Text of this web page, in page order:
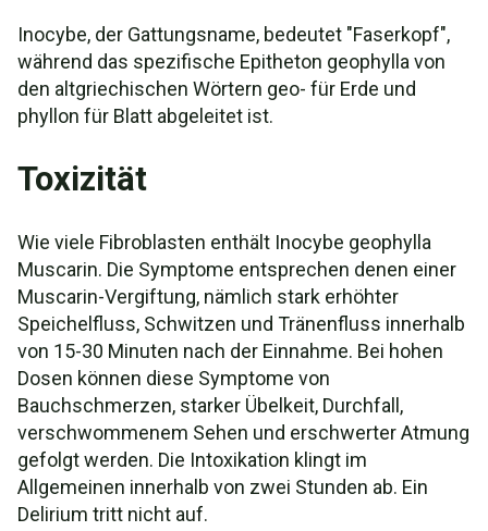
Inocybe, der Gattungsname, bedeutet "Faserkopf",
während das spezifische Epitheton geophylla von
den altgriechischen Wörtern geo- für Erde und
phyllon für Blatt abgeleitet ist.
Toxizität
Wie viele Fibroblasten enthält Inocybe geophylla
Muscarin. Die Symptome entsprechen denen einer
Muscarin-Vergiftung, nämlich stark erhöhter
Speichelfluss, Schwitzen und Tränenfluss innerhalb
von 15-30 Minuten nach der Einnahme. Bei hohen
Dosen können diese Symptome von
Bauchschmerzen, starker Übelkeit, Durchfall,
verschwommenem Sehen und erschwerter Atmung
gefolgt werden. Die Intoxikation klingt im
Allgemeinen innerhalb von zwei Stunden ab. Ein
Delirium tritt nicht auf.